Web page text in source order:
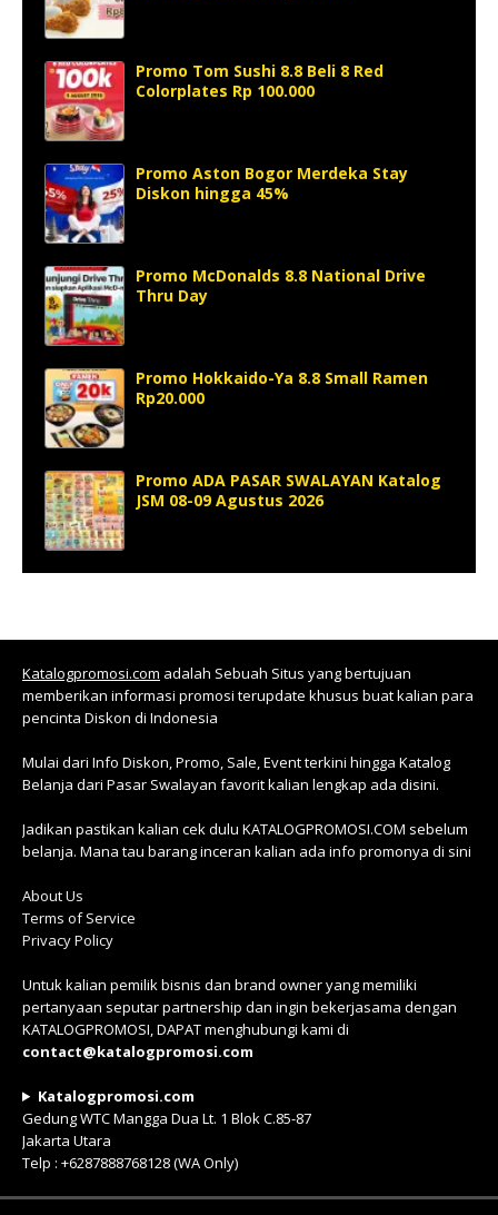
Promo Tom Sushi 8.8 Beli 8 Red
Colorplates Rp 100.000
Promo Aston Bogor Merdeka Stay
Diskon hingga 45%
Promo McDonalds 8.8 National Drive
Thru Day
Promo Hokkaido-Ya 8.8 Small Ramen
Rp20.000
Promo ADA PASAR SWALAYAN Katalog
JSM 08-09 Agustus 2026
Katalogpromosi.com adalah Sebuah Situs yang bertujuan
memberikan informasi promosi terupdate khusus buat kalian para
pencinta Diskon di Indonesia
Mulai dari Info Diskon, Promo, Sale, Event terkini hingga Katalog
Belanja dari Pasar Swalayan favorit kalian lengkap ada disini.
Jadikan pastikan kalian cek dulu KATALOGPROMOSI.COM sebelum
belanja. Mana tau barang inceran kalian ada info promonya di sini
About Us
Terms of Service
Privacy Policy
Untuk kalian pemilik bisnis dan brand owner yang memiliki
pertanyaan seputar partnership dan ingin bekerjasama dengan
KATALOGPROMOSI, DAPAT menghubungi kami di
contact@katalogpromosi.com
Katalogpromosi.com
Gedung WTC Mangga Dua Lt. 1 Blok C.85-87
Jakarta Utara
Telp : +6287888768128 (WA Only)